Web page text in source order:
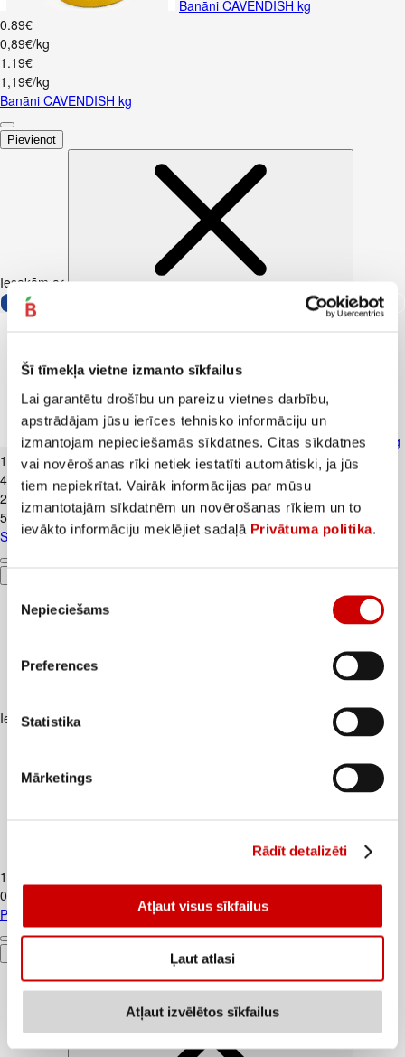
Šī tīmekļa vietne izmanto sīkfailus
Lai garantētu drošību un pareizu vietnes darbību,
apstrādājam jūsu ierīces tehnisko informāciju un
izmantojam nepieciešamās sīkdatnes. Citas sīkdatnes
vai novērošanas rīki netiek iestatīti automātiski, ja jūs
tiem nepiekrītat. Vairāk informācijas par mūsu
izmantotajām sīkdatnēm un novērošanas rīkiem un to
ievākto informāciju meklējiet sadaļā Privātuma politika.
izvēle
Nepieciešams
Preferences
Statistika
Mārketings
Rādīt detalizēti
Atļaut visus sīkfailus
Ļaut atlasi
Atļaut izvēlētos sīkfailus
Banāni CAVENDISH kg
0.89€
0,89€/kg
1 .19€
1,19€/kg
Banāni CAVENDISH kg
Pievienot
Iesakām ar
Skābais krējums VALMIERA 20% 450g
1
99€
4,42€/kg
2
39
5,31€/kg
Skābais krējums VALMIERA 20% 450g
Iesakām ar
Piens TERE 2,5% 1,5L
1
0,91€/l
Piens TERE 2,5% 1,5L